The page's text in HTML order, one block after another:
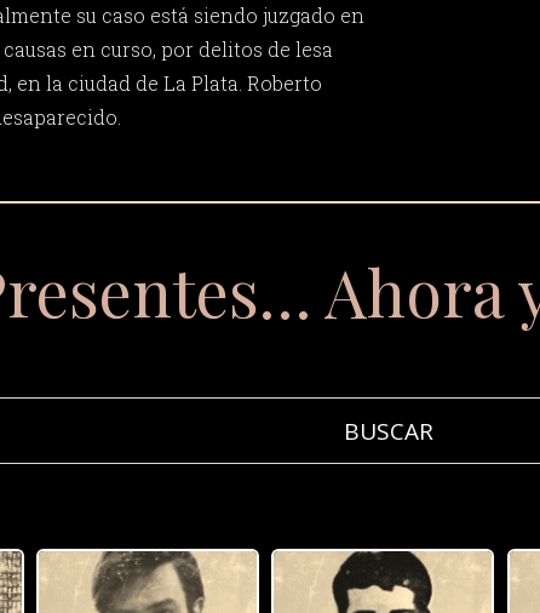
su caso está siendo juzgado en
en curso, por delitos de lesa
en la ciudad de La Plata. Roberto
Ahora